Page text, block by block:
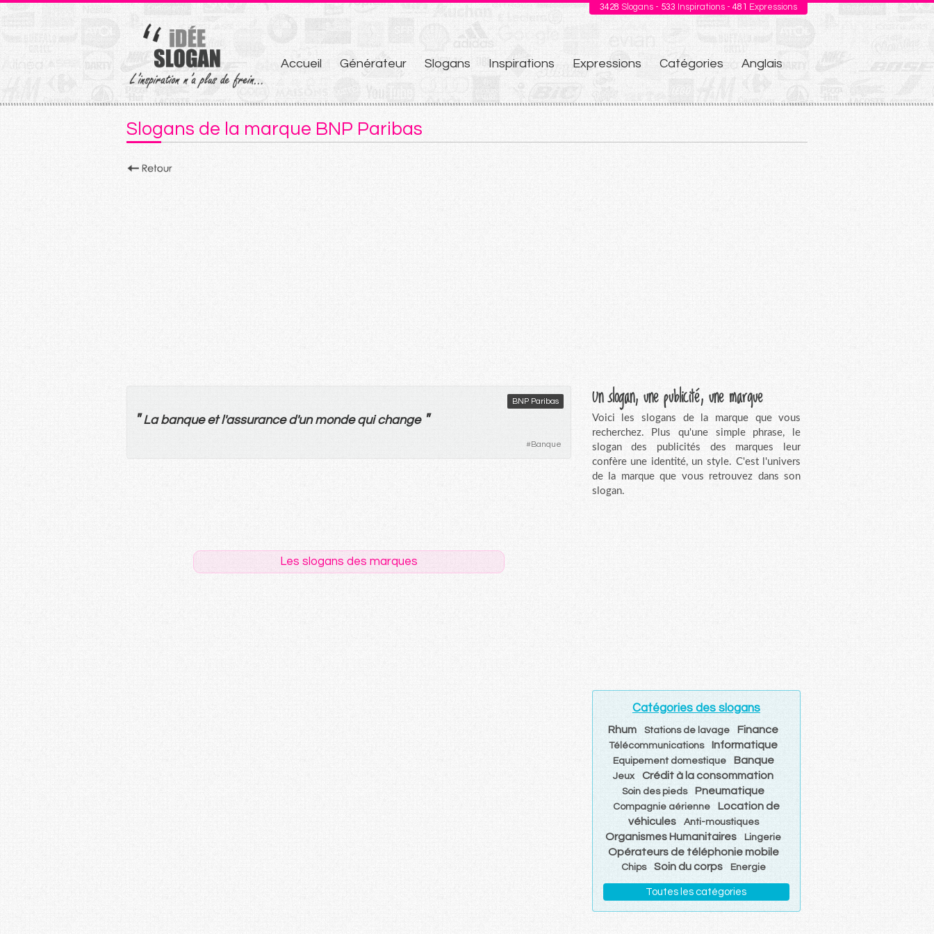
3428 Slogans - 533 Inspirations - 481 Expressions
Aller
au
contenu
Accueil Générateur Slogans Inspirations Expressions Catégories Anglais
Slogans de la marque BNP Paribas
BNP Paribas
" La banque etl'assuranced'un monde qui change "
#Banque
Les slogans des marques
Un slogan, une publicité, une marque
Voici les slogans de la marque que vous
recherchez. Plus qu'une simple phrase, le
slogan des publicités des marques leur
confère une identité, un style. C'est l'univers
de la marque que vous retrouvez dans son
slogan.
Catégories des slogans
Rhum Stations de lavage Finance
Télécommunications Informatique
Equipement domestique Banque
Jeux Crédit à la consommation
Soin des pieds Pneumatique
Compagnie aérienne
Location de
véhicules
Anti-moustiques
Organismes Humanitaires Lingerie
Opérateurs de téléphonie mobile
Chips Soin du corps Energie
Toutes les catégories